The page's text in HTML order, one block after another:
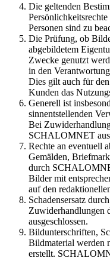
Die geltenden
Personen sind zu
Die Prüfung, ob
abgebildetem
Zwecke genutzt
in den
Dies gilt auch für
Kunden das
Generell ist
sinnentstellenden
Bei
SCHALOMNET
Rechte an eventuell
Gemälden,
durch
Bilder mit
auf den
Schadensersatz
Zuwiderhandlungen
ausgeschlossen.
Bildunterschriften,
Bildmaterial werden
erstellt.